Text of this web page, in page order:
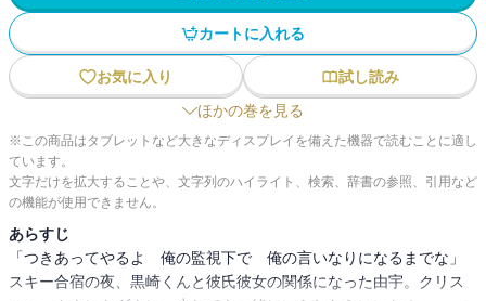
カートに入れる
お気に入り
試し読み
ほかの巻を見る
※この商品はタブレットなど大きなディスプレイを備えた機器で読むことに適し
ています。
文字だけを拡大することや、文字列のハイライト、検索、辞書の参照、引用など
の機能が使用できません。
あらすじ
「つきあってやるよ 俺の監視下で 俺の言いなりになるまでな」
スキー合宿の夜、黒崎くんと彼氏彼女の関係になった由宇。クリス